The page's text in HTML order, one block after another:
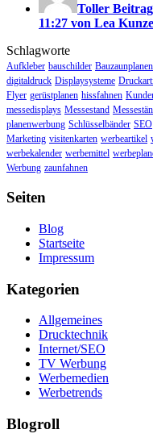
Toller
11:27 von Lea Kunze
Schlagworte
Aufkleber bauschilder Bauzaunplanen
digitaldruck Displaysysteme
Flyer gerüstplanen hissfahnen
messedisplays Messestand
planenwerbung Schlüsselbänder SEO
Marketing visitenkarten werbeartikel
werbekalender werbemittel
Werbung zaunfahnen
Seiten
Blog
Startseite
Impressum
Kategorien
Allgemeines
Drucktechnik
Internet/SEO
TV Werbung
Werbemedien
Werbetrends
Blogroll